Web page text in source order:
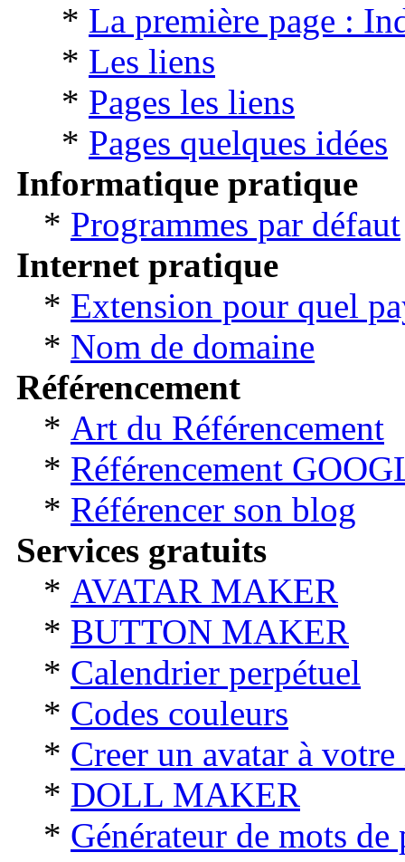
* La première page :
* Les liens
* Pages les liens
* Pages quelques idées
Informatique pratique
* Programmes par défaut
Internet pratique
* Extension pour quel
* Nom de domaine
Référencement
* Art du Référencement
* Référencement
* Référencer son blog
Services gratuits
* AVATAR MAKER
* BUTTON MAKER
* Calendrier perpétuel
* Codes couleurs
* Creer un avatar à votre
* DOLL MAKER
* Générateur de mots de